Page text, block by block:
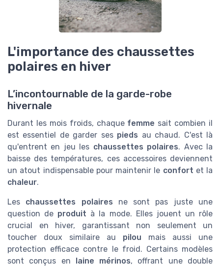
L'importance des chaussettes
polaires en hiver
L’incontournable de la garde-robe
hivernale
Durant les mois froids, chaque femme sait combien il
est essentiel de garder ses pieds au chaud. C'est là
qu'entrent en jeu les chaussettes polaires. Avec la
baisse des températures, ces accessoires deviennent
un atout indispensable pour maintenir le confort et la
chaleur.
Les chaussettes polaires ne sont pas juste une
question de produit à la mode. Elles jouent un rôle
crucial en hiver, garantissant non seulement un
toucher doux similaire au pilou mais aussi une
protection efficace contre le froid. Certains modèles
sont conçus en laine mérinos, offrant une double